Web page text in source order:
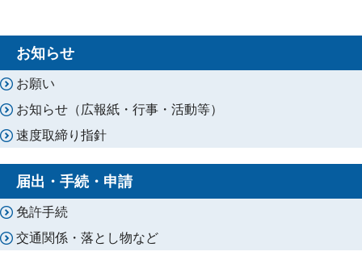
お知らせ
お願い
お知らせ（広報紙・行事・活動等）
速度取締り指針
届出・手続・申請
免許手続
交通関係・落とし物など